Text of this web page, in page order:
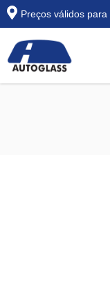
Preços válidos para